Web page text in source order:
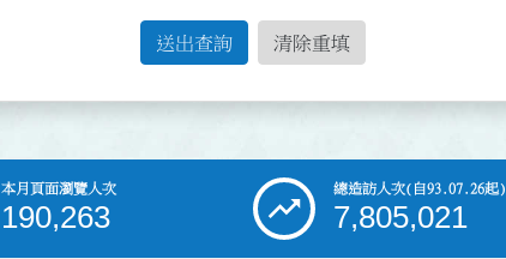
送出查詢 清除重填
本月頁面瀏覽人次
190,263
總造訪人次(自93.07.26起)
7,805,021